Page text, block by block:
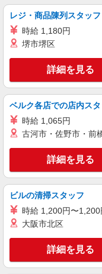
レジ・商品陳列スタッフ
時給 1,180円
堺市堺区
詳細を見る
ベルク各店での店内ス
時給 1,065円
古河市・佐野市・前
詳細を見る
ビルの清掃スタッフ
時給 1,200円〜1,200
大阪市北区
詳細を見る